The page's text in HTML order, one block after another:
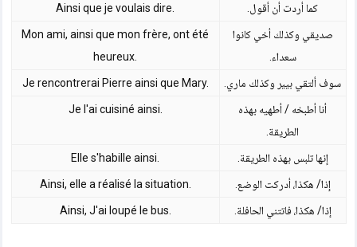
Ainsi que je voulais dire. كما أردت أن أقول.
Mon ami, ainsi que mon frère, ont été
heureux.
صديقي وكذلك أخي كانوا
سعداء.
Je rencontrerai Pierre ainsi que Mary. سوف ألتقي بيير وكذلك ماري.
Je l'ai cuisiné ainsi.
أنا أطبخه / أطهيه بهذه
الطريقة.
Elle s'habille ainsi. إنها تلبس بهذه الطريقة.
Ainsi, elle a réalisé la situation. إذا/ هكذا، أدركت الوضع.
Ainsi, J'ai loupé le bus. إذا/ هكذا، فاتتني الحافلة.